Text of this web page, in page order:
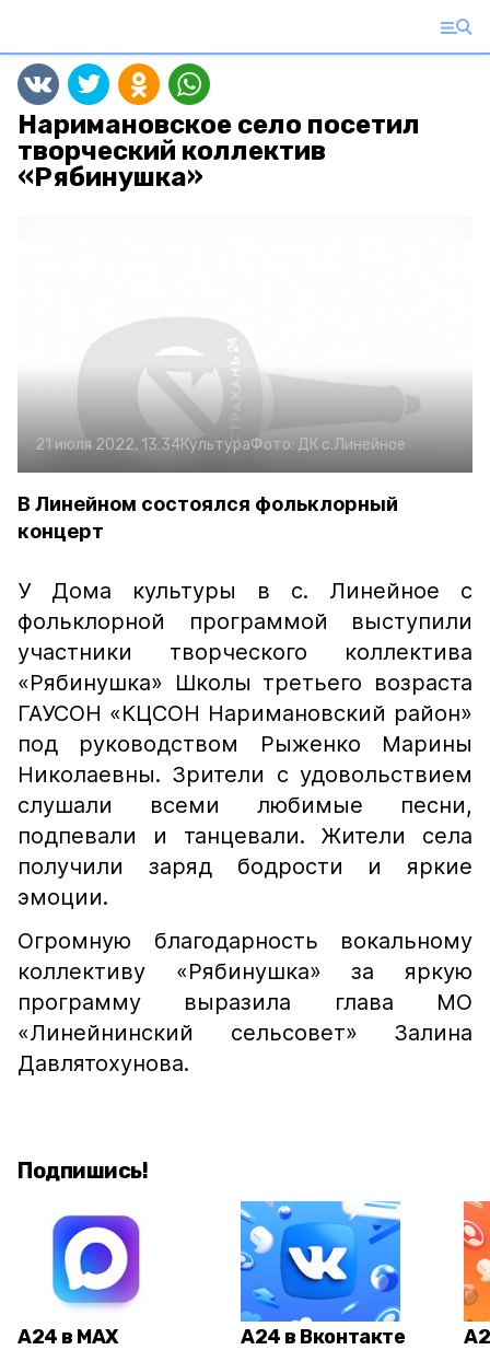
Наримановское село посетил
творческий коллектив
«Рябинушка»
21 июля 2022, 13:34КультураФото: ДК с.Линейное
В Линейном состоялся фольклорный
концерт
У Дома культуры в с. Линейное с
фольклорной программой выступили
участники творческого коллектива
«Рябинушка» Школы третьего возраста​
ГАУСОН «КЦСОН Наримановский район»
под руководством Рыженко Марины
Николаевны. Зрители с удовольствием
слушали всеми любимые песни,
подпевали и танцевали. Жители села
получили заряд бодрости и яркие
эмоции.
Огромную благодарность вокальному
коллективу «Рябинушка» за яркую
программу выразила глава МО
«Линейнинский сельсовет» Залина
Давлятохунова.
Подпишись!
А24 в MAX А24 в Вконтакте